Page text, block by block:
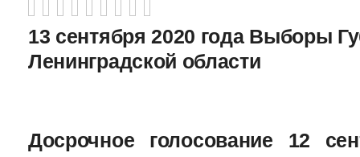
13 сентября 2020 года Выборы
Ленинградской области
Досрочное голосование 12